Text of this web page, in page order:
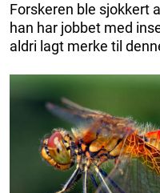
Forskeren ble sjokkert
han har jobbet med
aldri lagt merke til